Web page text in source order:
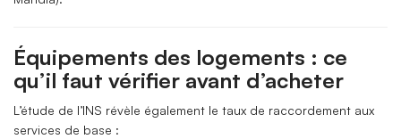
Équipements des logements : ce
qu’il faut vérifier avant d’acheter
L’étude de l’INS révèle également le taux de raccordement aux
services de base :